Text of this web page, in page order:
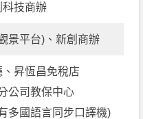
科技商辦
景平台)、新創商辦
昇恆昌免稅店
公司教保中心
多國語言同步口譯機)